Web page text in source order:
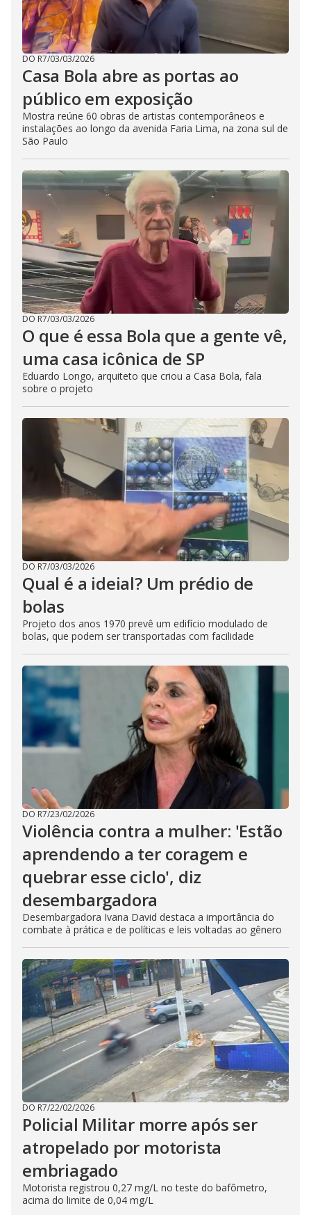
DO R7/03/03/2026
Casa Bola abre as portas ao
público em exposição
Mostra reúne 60 obras de artistas contemporâneos e
instalações ao longo da avenida Faria Lima, na zona sul de
São Paulo
DO R7/03/03/2026
O que é essa Bola que a gente vê,
uma casa icônica de SP
Eduardo Longo, arquiteto que criou a Casa Bola, fala
sobre o projeto
DO R7/03/03/2026
Qual é a ideial? Um prédio de
bolas
Projeto dos anos 1970 prevê um edifício modulado de
bolas, que podem ser transportadas com facilidade
DO R7/23/02/2026
Violência contra a mulher: 'Estão
aprendendo a ter coragem e
quebrar esse ciclo', diz
desembargadora
Desembargadora Ivana David destaca a importância do
combate à prática e de políticas e leis voltadas ao gênero
DO R7/22/02/2026
Policial Militar morre após ser
atropelado por motorista
embriagado
Motorista registrou 0,27 mg/L no teste do bafômetro,
acima do limite de 0,04 mg/L